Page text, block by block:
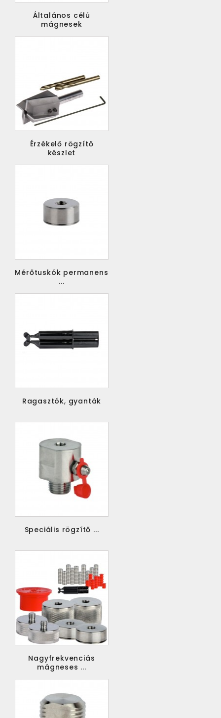
Általános célú
mágnesek
Érzékelő rögzítő
készlet
Mérőtuskók permanens
...
Ragasztók, gyanták
Speciális rögzítő ...
Nagyfrekvenciás
mágneses ...